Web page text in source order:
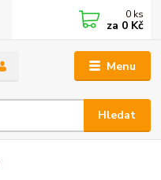
Menu
Hledat
0 ks
za 0 Kč